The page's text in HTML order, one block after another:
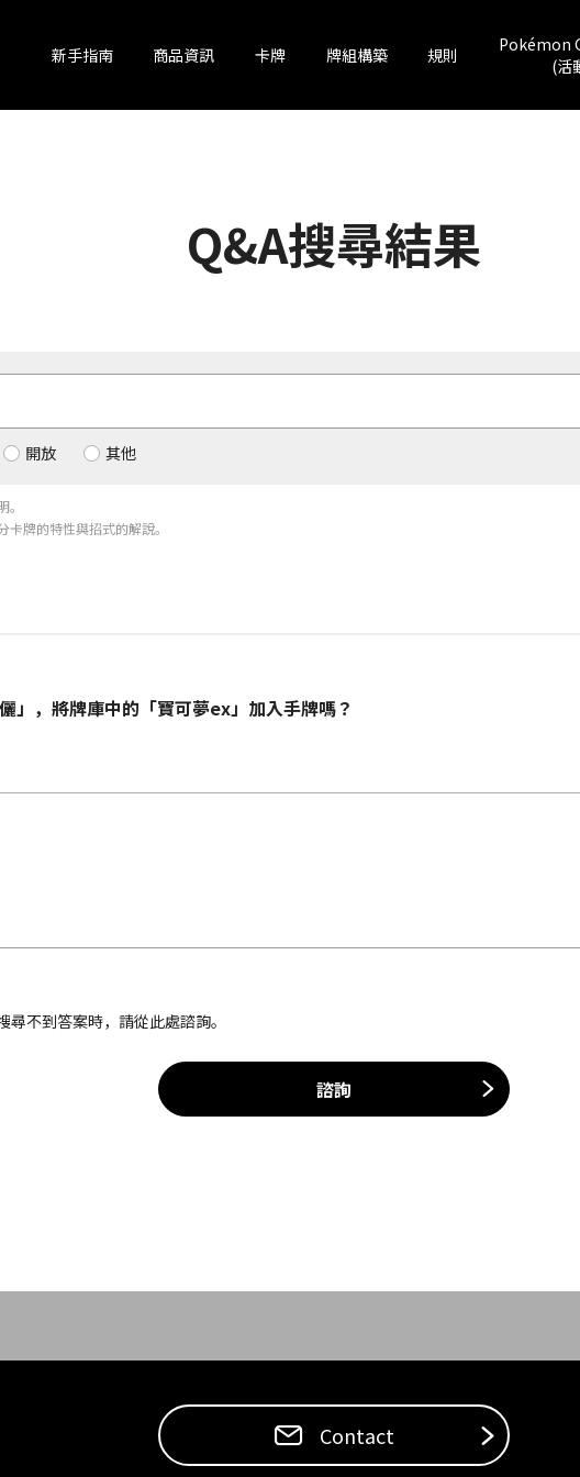
新手指南 商品資訊 卡牌 牌組構築 規則
Pokémon
(活
Q&A搜尋結果
開放 其他
牌的特性與招式的解說。
」，將牌庫中的「寶可夢ex」加入手牌嗎？
不到答案時，請從此處諮詢。
諮詢
Contact